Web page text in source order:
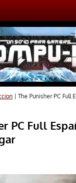
| The Punisher PC Full
PC Full